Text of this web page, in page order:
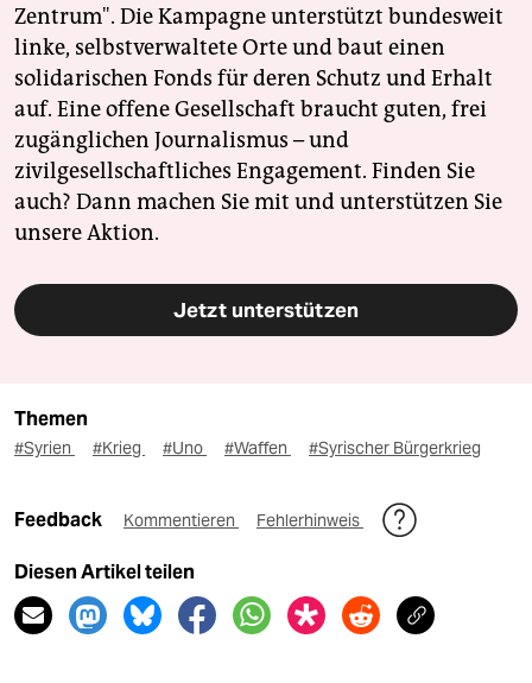
Zentrum". Die Kampagne unterstützt bundesweit
linke, selbstverwaltete Orte und baut einen
solidarischen Fonds für deren Schutz und Erhalt
auf. Eine offene Gesellschaft braucht guten, frei
zugänglichen Journalismus – und
zivilgesellschaftliches Engagement. Finden Sie
auch? Dann machen Sie mit und unterstützen Sie
unsere Aktion.
Jetzt unterstützen
Themen
#Syrien #Krieg #Uno #Waffen #Syrischer Bürgerkrieg
Feedback Kommentieren Fehlerhinweis
Diesen Artikel teilen